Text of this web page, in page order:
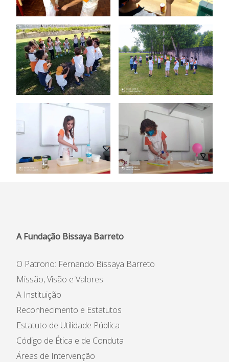
A Fundação Bissaya Barreto
O Patrono: Fernando Bissaya Barreto
Missão, Visão e Valores
A Instituição
Reconhecimento e Estatutos
Estatuto de Utilidade Pública
Código de Ética e de Conduta
Áreas de Intervenção